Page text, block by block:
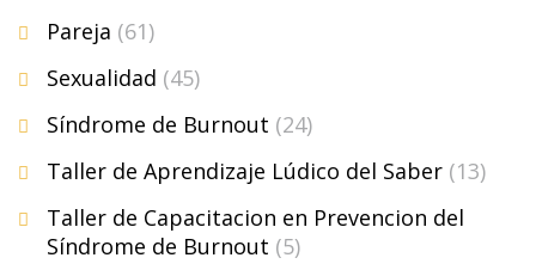
Pareja (61)
Sexualidad (45)
Síndrome de Burnout (24)
Taller de Aprendizaje Lúdico del Saber (13)
Taller de Capacitacion en Prevencion del
Síndrome de Burnout (5)